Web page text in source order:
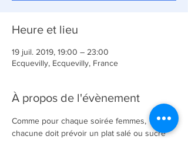
Heure et lieu
19 juil. 2019, 19:00 – 23:00
Ecquevilly, Ecquevilly, France
À propos de l'évènement
Comme pour chaque soirée femmes,
chacune doit prévoir un plat salé ou sucré